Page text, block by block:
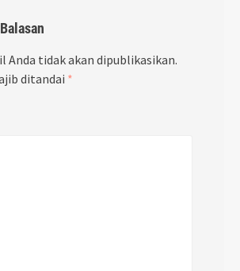
Anda tidak akan dipublikasikan.
ditandai *